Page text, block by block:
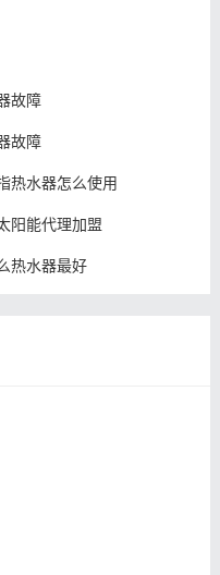
故障
故障
热水器怎么使用
阳能代理加盟
热水器最好